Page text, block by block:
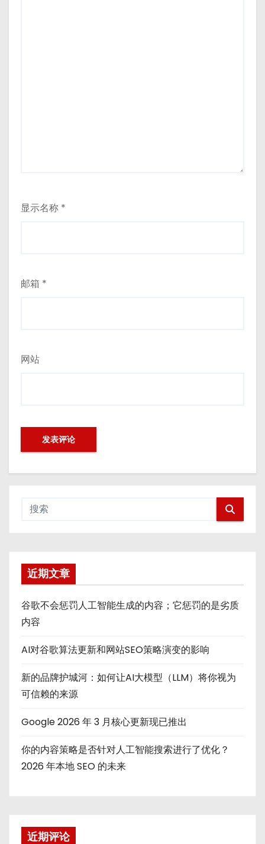
显示名称 *
邮箱 *
网站
近期文章
谷歌不会惩罚人工智能生成的内容；它惩罚的是劣质
内容
AI对谷歌算法更新和网站SEO策略演变的影响
新的品牌护城河：如何让AI大模型（LLM）将你视为
可信赖的来源
Google 2026 年 3 月核心更新现已推出
你的内容策略是否针对人工智能搜索进行了优化？
2026 年本地 SEO 的未来
近期评论